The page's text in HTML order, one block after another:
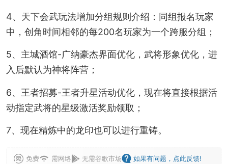
4、天下会武玩法增加分组规则介绍：同组报名玩家
中，创角时间相邻的每200名玩家为一个跨服分组；
5、主城酒馆-广纳豪杰界面优化，武将形象优化，进
入后默认为神将阵营；
6、王者招募-王者升星活动优化，现在将直接根据活
动指定武将的星级激活奖励领取；
7、现在精炼中的龙印也可以进行重铸。
免费 需网络 无需谷歌市场 如果有问题，点此反馈!